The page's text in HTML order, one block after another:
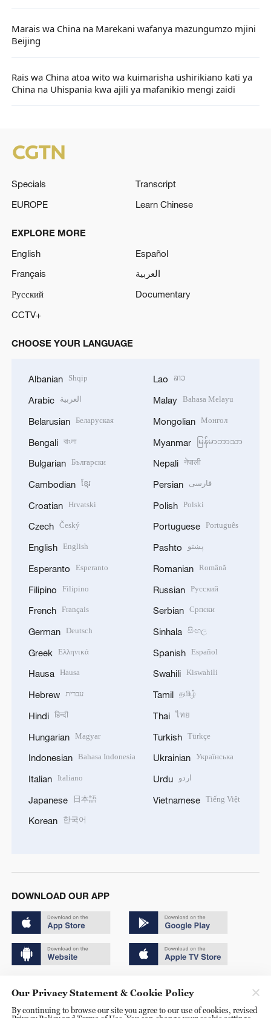
Marais wa China na Marekani wafanya mazungumzo mjini
Beijing
Rais wa China atoa wito wa kuimarisha ushirikiano kati ya
China na Uhispania kwa ajili ya mafanikio mengi zaidi
Specials
Transcript
EUROPE
Learn Chinese
EXPLORE MORE
English
Español
Français
العربية
Русский
Documentary
CCTV+
CHOOSE YOUR LANGUAGE
Albanian Shqip
Arabic العربية
Belarusian Беларуская
Bengali বাংলা
Bulgarian Български
Cambodian ខ្មែរ
Croatian Hrvatski
Czech Český
English English
Esperanto Esperanto
Filipino Filipino
French Français
German Deutsch
Greek Ελληνικά
Hausa Hausa
Hebrew עברית
Hindi हिन्दी
Hungarian Magyar
Indonesian Bahasa Indonesia
Italian Italiano
Japanese 日本語
Korean 한국어
Lao ລາວ
Malay Bahasa Melayu
Mongolian Монгол
Myanmar မြန်မာဘာသာ
Nepali नेपाली
Persian فارسی
Polish Polski
Portuguese Português
Pashto پښتو
Romanian Română
Russian Русский
Serbian Српски
Sinhala සිංහල
Spanish Español
Swahili Kiswahili
Tamil தமிழ்
Thai ไทย
Turkish Türkçe
Ukrainian Українська
Urdu اردو
Vietnamese Tiếng Việt
DOWNLOAD OUR APP
京ICP备20000184号
Our Privacy Statement & Cookie Policy
By continuing to browse our site you agree to our use of cookies, revised